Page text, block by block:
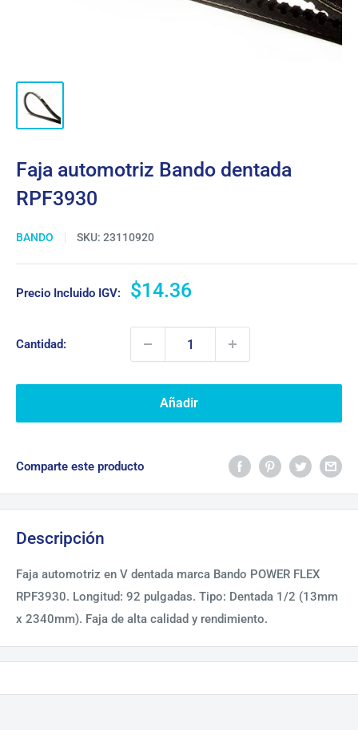
Faja automotriz Bando dentada
RPF3930
BANDO SKU: 23110920
Precio Incluido IGV:
Precio
venta
$14.36
Cantidad:
Añadir
Comparte este producto
Descripción
Faja automotriz en V dentada marca Bando POWER FLEX
RPF3930. Longitud: 92 pulgadas. Tipo: Dentada 1/2 (13mm
x 2340mm). Faja de alta calidad y rendimiento.